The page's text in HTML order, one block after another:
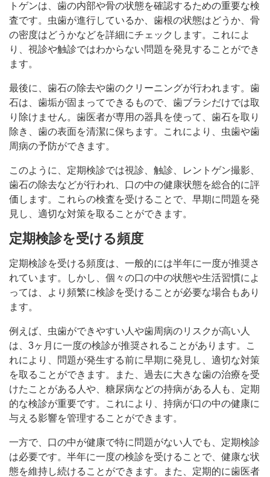
トゲンは、歯の内部や骨の状態を確認するための重要な検
査です。虫歯が進行しているか、歯根の状態はどうか、骨
の密度はどうかなどを詳細にチェックします。これによ
り、視診や触診ではわからない問題を発見することができ
ます。
最後に、歯石の除去や歯のクリーニングが行われます。歯
石は、歯垢が固まってできるもので、歯ブラシだけでは取
り除けません。歯医者が専用の器具を使って、歯石を取り
除き、歯の表面を清潔に保ちます。これにより、虫歯や歯
周病の予防ができます。
このように、定期検診では視診、触診、レントゲン撮影、
歯石の除去などが行われ、口の中の健康状態を総合的に評
価します。これらの検査を受けることで、早期に問題を発
見し、適切な対策を取ることができます。
定期検診を受ける頻度
定期検診を受ける頻度は、一般的には半年に一度が推奨さ
れています。しかし、個々の口の中の状態や生活習慣によ
っては、より頻繁に検診を受けることが必要な場合もあり
ます。
例えば、虫歯ができやすい人や歯周病のリスクが高い人
は、3ヶ月に一度の検診が推奨されることがあります。こ
れにより、問題が発生する前に早期に発見し、適切な対策
を取ることができます。また、過去に大きな歯の治療を受
けたことがある人や、糖尿病などの持病がある人も、定期
的な検診が重要です。これにより、持病が口の中の健康に
与える影響を管理することができます。
一方で、口の中が健康で特に問題がない人でも、定期検診
は必要です。半年に一度の検診を受けることで、健康な状
態を維持し続けることができます。また、定期的に歯医者